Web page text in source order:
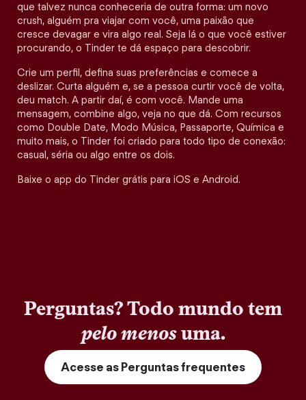
que talvez nunca conheceria de outra forma: um novo
crush, alguém pra viajar com você, uma paixão que
cresce devagar e vira algo real. Seja lá o que você estiver
procurando, o Tinder te dá espaço para descobrir.
Crie um perfil, defina suas preferências e comece a
deslizar. Curta alguém e, se a pessoa curtir você de volta,
deu match. A partir daí, é com você. Mande uma
mensagem, combine algo, veja no que dá. Com recursos
como Double Date, Modo Música, Passaporte, Química e
muito mais, o Tinder foi criado para todo tipo de conexão:
casual, séria ou algo entre os dois.
Baixe o app do Tinder grátis para iOS e Android.
Perguntas? Todo mundo tem
pelo menosuma.
Acesse as Perguntas frequentes